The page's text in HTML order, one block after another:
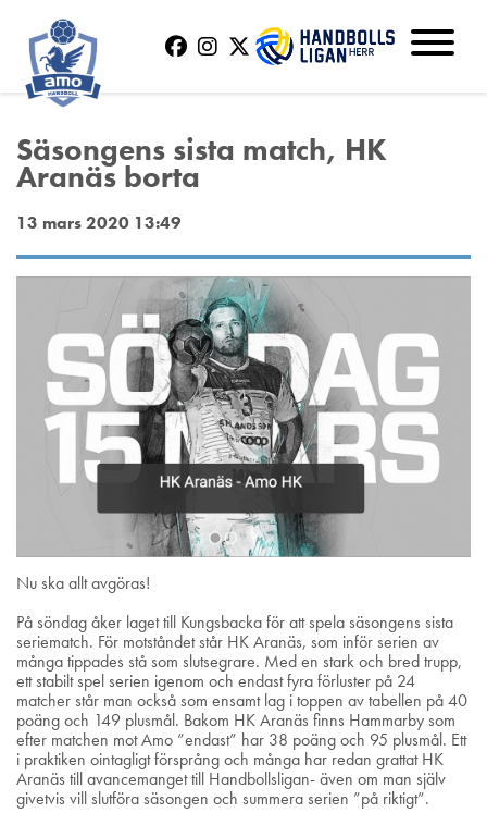
Säsongens sista match, HK
Aranäs borta
13 mars 2020 13:49
Nu ska allt avgöras!
På söndag åker laget till Kungsbacka för att spela säsongens sista
seriematch. För motståndet står HK Aranäs, som inför serien av
många tippades stå som slutsegrare. Med en stark och bred trupp,
ett stabilt spel serien igenom och endast fyra förluster på 24
matcher står man också som ensamt lag i toppen av tabellen på 40
poäng och 149 plusmål. Bakom HK Aranäs finns Hammarby som
efter matchen mot Amo ”endast” har 38 poäng och 95 plusmål. Ett
i praktiken ointagligt försprång och många har redan grattat HK
Aranäs till avancemanget till Handbollsligan- även om man själv
givetvis vill slutföra säsongen och summera serien ”på riktigt”.